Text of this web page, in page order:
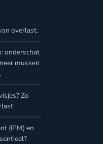
overlast.
onderschat
mussen
Zo
(IPM) en